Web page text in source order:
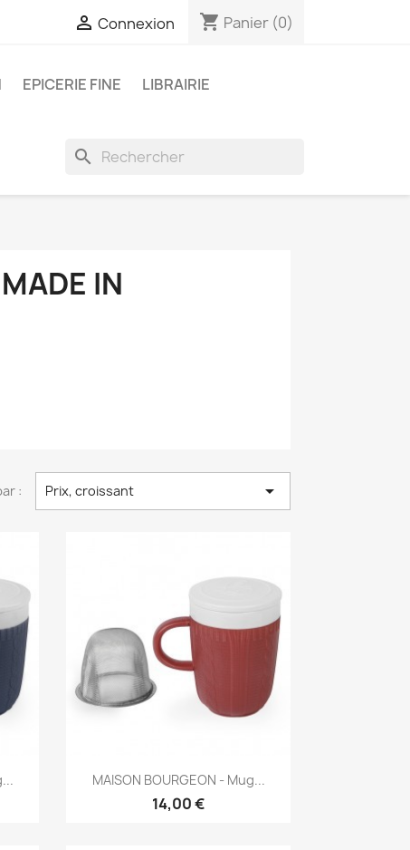
 Connexion shopping_cart Panier (0)
EPICERIE FINE
LIBRAIRIE
search
IN
: Prix, croissant 
Aperçu rapide
MAISON BOURGEON - Mug...
14,00 €